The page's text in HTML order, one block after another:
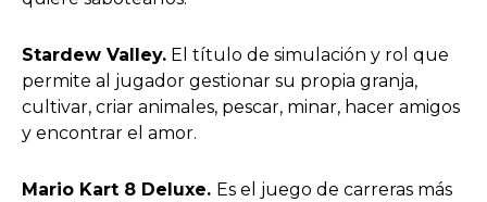
Stardew Valley. El título de simulación y rol que
permite al jugador gestionar su propia granja,
cultivar, criar animales, pescar, minar, hacer amigos
y encontrar el amor.
Mario Kart 8 Deluxe. Es el juego de carreras más